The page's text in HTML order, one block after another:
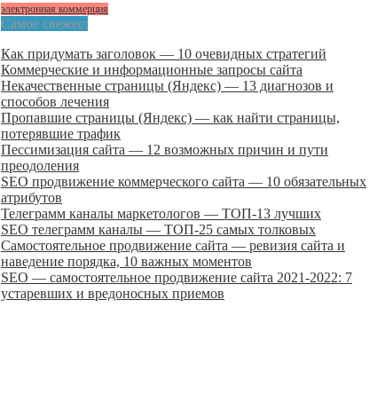
электронная коммерция
Самое свежее:
Как придумать заголовок — 10 очевидных стратегий
Коммерческие и информационные запросы сайта
Некачественные страницы (Яндекс) — 13 диагнозов и
способов лечения
Пропавшие страницы (Яндекс) — как найти страницы,
потерявшие трафик
Пессимизация сайта — 12 возможных причин и пути
преодоления
SEO продвижение коммерческого сайта — 10 обязательных
атрибутов
Телеграмм каналы маркетологов — ТОП-13 лучших
SEO телеграмм каналы — ТОП-25 самых толковых
Самостоятельное продвижение сайта — ревизия сайта и
наведение порядка, 10 важных моментов
SEO — самостоятельное продвижение сайта 2021-2022: 7
устаревших и вредоносных приемов